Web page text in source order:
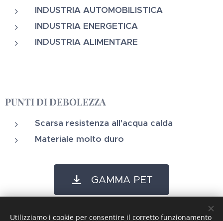
INDUSTRIA AUTOMOBILISTICA
INDUSTRIA ENERGETICA
INDUSTRIA ALIMENTARE
PUNTI DI DEBOLEZZA
Scarsa resistenza all'acqua calda
Materiale molto duro
GAMMA PET
Utilizziamo i cookie per consentire il corretto funzionamento